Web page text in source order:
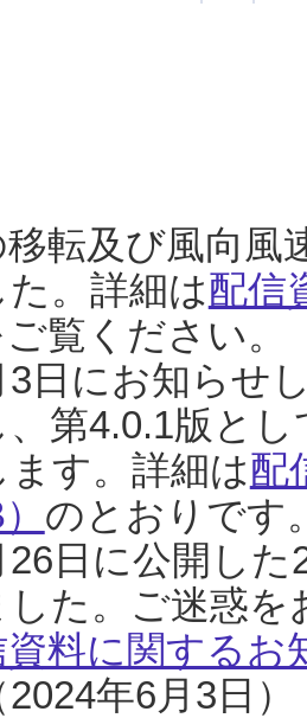
転及び風向風
。詳細は配信
ご覧ください。
日にお知らせ
、第4.0.1版と
す。詳細は配
のとおりです
26日に公開し
した。ご迷惑
資料に関するお
年6月3日）